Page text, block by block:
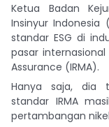
Ketua Badan
Insinyur Indonesia
standar ESG di
pasar
Assurance (IRMA).
Hanya saja, dia
standar IRMA
pertambangan